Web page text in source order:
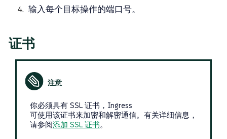
输入每个目标操作的端口号。
证书
你必须具有 SSL 证书，Ingress
可使用该证书来加密和解密通信。有关详细信息，
请参阅添加 SSL 证书。